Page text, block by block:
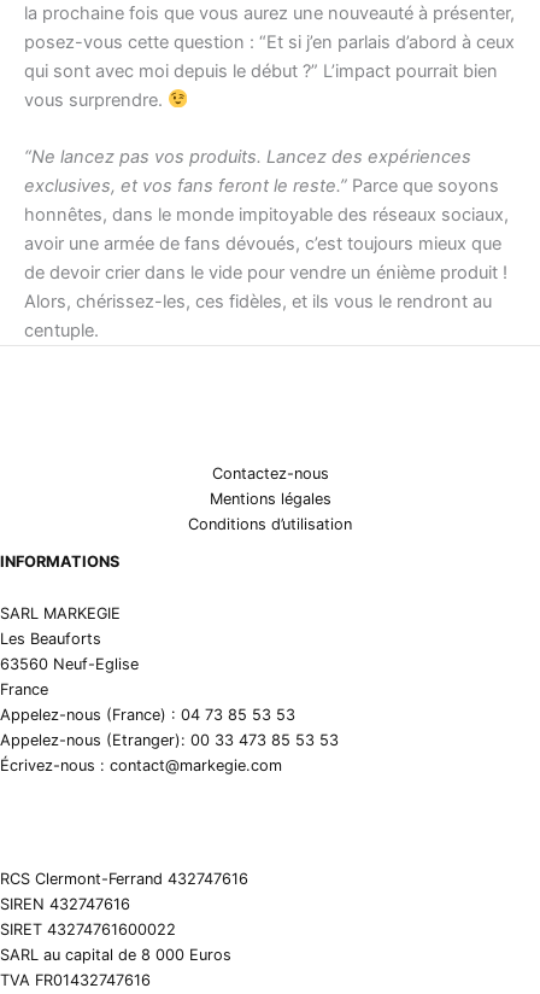
la prochaine fois que vous aurez une nouveauté à présenter,
posez-vous cette question : “Et si j’en parlais d’abord à ceux
qui sont avec moi depuis le début ?” L’impact pourrait bien
vous surprendre.
“Ne lancez pas vos produits. Lancez des expériences
exclusives, et vos fans feront le reste.” Parce que soyons
honnêtes, dans le monde impitoyable des réseaux sociaux,
avoir une armée de fans dévoués, c’est toujours mieux que
de devoir crier dans le vide pour vendre un énième produit !
Alors, chérissez-les, ces fidèles, et ils vous le rendront au
centuple.
Contactez-nous
Mentions légales
Conditions d’utilisation
INFORMATIONS
SARL MARKEGIE
Les Beauforts
63560 Neuf-Eglise
France
Appelez-nous (France) : 04 73 85 53 53
Appelez-nous (Etranger): 00 33 473 85 53 53
Écrivez-nous : contact@markegie.com
RCS Clermont-Ferrand 432747616
SIREN 432747616
SIRET 43274761600022
SARL au capital de 8 000 Euros
TVA FR01432747616